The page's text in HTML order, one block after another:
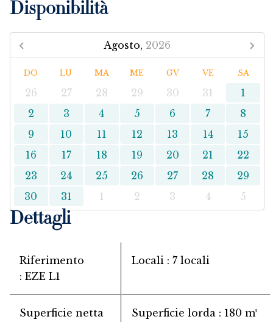
Disponibilità
Agosto, 2026
DO LU MA ME GV VE SA
26 27 28 29 30 31
1
2
3 4 5 6 7
8
9
10 11 12 13 14
15
16
17 18 19 20 21
22
23
24 25 26 27 28
29
30
31 1 2 3 4 5
Dettagli
Riferimento
EZE L1
Locali 7 locali
Superficie netta
Superficie lorda 180 m²